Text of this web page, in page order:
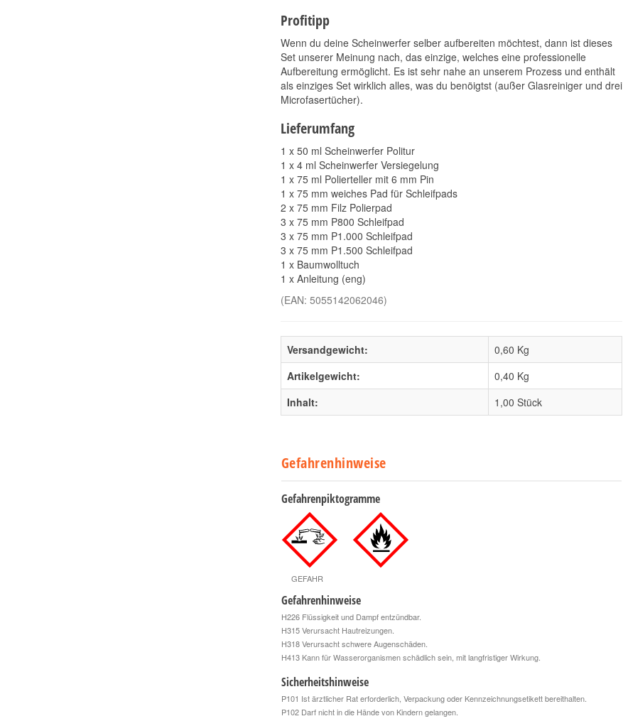
Profitipp
Wenn du deine Scheinwerfer selber aufbereiten möchtest, dann ist dieses
Set unserer Meinung nach, das einzige, welches eine professionelle
Aufbereitung ermöglicht. Es ist sehr nahe an unserem Prozess und enthält
als einziges Set wirklich alles, was du benöigtst (außer Glasreiniger und drei
Microfasertücher).
Lieferumfang
1 x 50 ml Scheinwerfer Politur
1 x 4 ml Scheinwerfer Versiegelung
1 x 75 ml Polierteller mit 6 mm Pin
1 x 75 mm weiches Pad für Schleifpads
2 x 75 mm Filz Polierpad
3 x 75 mm P800 Schleifpad
3 x 75 mm P1.000 Schleifpad
3 x 75 mm P1.500 Schleifpad
1 x Baumwolltuch
1 x Anleitung (eng)
(EAN: 5055142062046)
Versandgewicht:
0,60 Kg
Artikelgewicht:
0,40 Kg
Inhalt:
1,00 Stück
Gefahrenhinweise
Gefahrenpiktogramme
GEFAHR
Gefahrenhinweise
H226 Flüssigkeit und Dampf entzündbar.
H315 Verursacht Hautreizungen.
H318 Verursacht schwere Augenschäden.
H413 Kann für Wasserorganismen schädlich sein, mit langfristiger Wirkung.
Sicherheitshinweise
P101 Ist ärztlicher Rat erforderlich, Verpackung oder Kennzeichnungsetikett bereithalten.
P102 Darf nicht in die Hände von Kindern gelangen.